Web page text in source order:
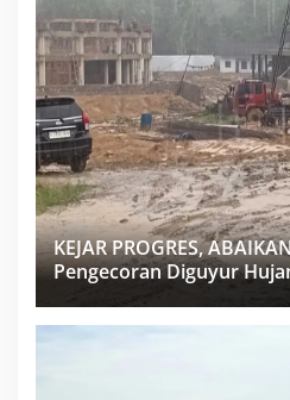
KEJAR PROGRES,
Pengecoran Diguyur
Miliar Sukma Nias,
PPK Bungkam